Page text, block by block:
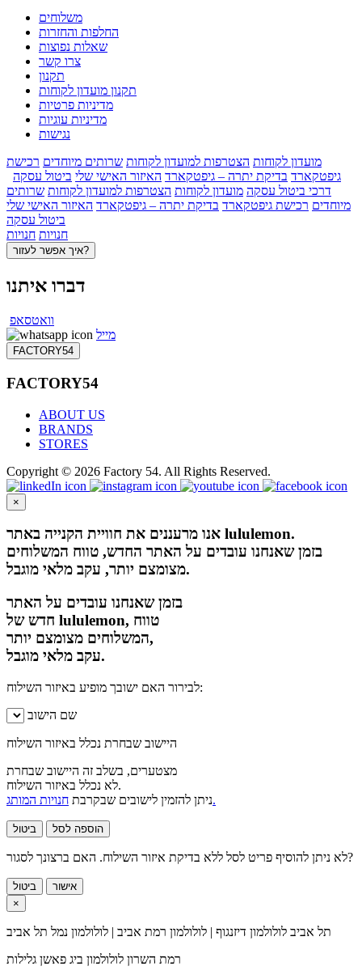
משלוחים
החלפות והחזרות
שאלות נפוצות
צרו קשר
תקנון
תקנון מועדון לקוחות
מדיניות פרטיות
מדיניות עוגיות
נגישות
מועדון לקוחות הצטרפות למועדון לקוחות שרותים מיוחדים רכישת
גיפטקארד בדיקת יתרה – גיפטקארד האיזור האישי שלי ביטול עסקה
דרכי ביטול עסקה מועדון לקוחות הצטרפות למועדון לקוחות שרותים
מיוחדים רכישת גיפטקארד בדיקת יתרה – גיפטקארד האיזור האישי שלי
ביטול עסקה
חנויות חנויות
איך אפשר לעזור?
דברו איתנו
וואטסאפ
מייל
FACTORY54
FACTORY54
ABOUT US
BRANDS
STORES
Copyright © 2026 Factory 54. All Rights Reserved.
×
אנו מרעננים את חוויית הקנייה באתר lululemon.
בזמן שאנחנו עובדים על האתר החדש, טווח המשלוחים
מצומצם יותר, עקב מלאי מוגבל.
בזמן שאנחנו עובדים על האתר
חדש של lululemon, טווח
המשלוחים מצומצם יותר,
עקב מלאי מוגבל.
לבירור האם ישובך מופיע באיזור השילוח:
שם הישוב
היישוב שבחרת נכלל באיזור השילוח
מצטערים, בשלב זה היישוב שבחרת
לא נכלל באיזור השילוח.
ניתן להזמין לישובים שבקרבתחנויות המותג.
ביטול הוספה לסל
לא ניתן להוסיף פריט לסל ללא בדיקת איזור השילוח. האם ברצונך לסגור?
ביטול
אישור
×
תל אביב לולולמון דיזנגוף | לולולמון רמת אביב | לולולמון נמל תל אביב
רמת השרון לולולמון ביג פאשן גלילות